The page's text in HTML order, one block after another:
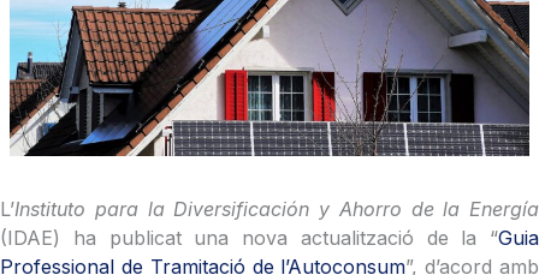
L’Instituto para la Diversificación y Ahorro de la Energía
(IDAE) ha publicat una nova actualització de la “Guia
Professional de Tramitació de l’Autoconsum”, d’acord amb